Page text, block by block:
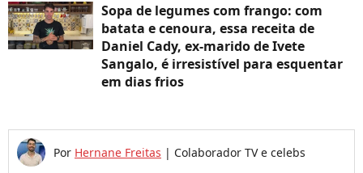
Sopa de legumes com frango: com
batata e cenoura, essa receita de
Daniel Cady, ex-marido de Ivete
Sangalo, é irresistível para esquentar
em dias frios
Por Hernane Freitas | Colaborador TV e celebs